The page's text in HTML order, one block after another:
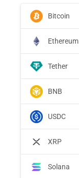
Bitcoin
Ethereum
Tether
BNB
USDC
XRP
Solana